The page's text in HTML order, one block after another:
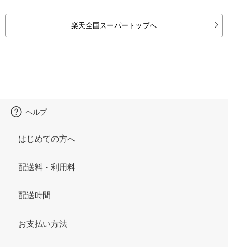
楽天全国スーパートップへ
ヘルプ
はじめての方へ
配送料・利用料
配送時間
お支払い方法